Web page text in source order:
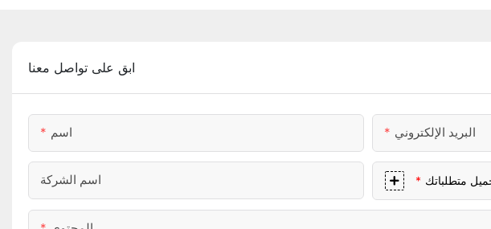
ابق على تواصل معنا
اسم البريد الإلكتروني
اسم الشركة متطلباتك